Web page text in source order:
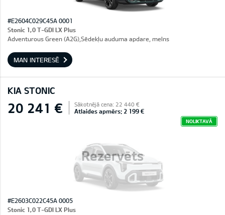
#E2604C029C45A 0001
Stonic 1,0 T-GDI LX Plus
Adventurous Green (A2G),Sēdekļu auduma apdare, melns
MAN INTERESĒ
KIA STONIC
Rezervēts
20 241 € Sākotnējā cena: 22 440 €
Atlaides apmērs: 2 199 €
NOLIKTAVĀ
#E2603C022C45A 0005
Stonic 1,0 T-GDI LX Plus